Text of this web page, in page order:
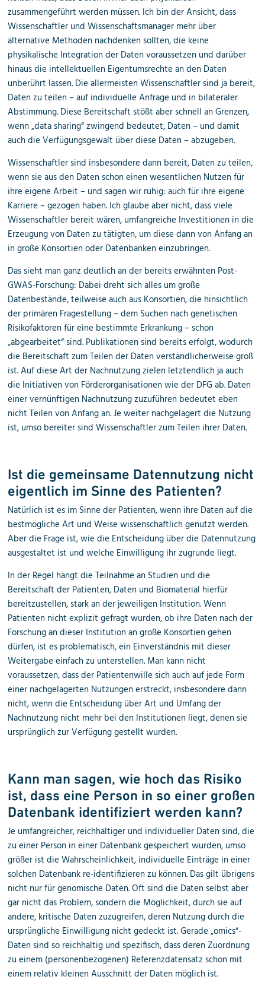
zusammengeführt werden müssen. Ich bin der Ansicht, dass
Wissenschaftler und Wissenschaftsmanager mehr über
alternative Methoden nachdenken sollten, die keine
physikalische Integration der Daten voraussetzen und darüber
hinaus die intellektuellen Eigentumsrechte an den Daten
unberührt lassen. Die allermeisten Wissenschaftler sind ja bereit,
Daten zu teilen – auf individuelle Anfrage und in bilateraler
Abstimmung. Diese Bereitschaft stößt aber schnell an Grenzen,
wenn „data sharing“ zwingend bedeutet, Daten – und damit
auch die Verfügungsgewalt über diese Daten – abzugeben.
Wissenschaftler sind insbesondere dann bereit, Daten zu teilen,
wenn sie aus den Daten schon einen wesentlichen Nutzen für
ihre eigene Arbeit – und sagen wir ruhig: auch für ihre eigene
Karriere – gezogen haben. Ich glaube aber nicht, dass viele
Wissenschaftler bereit wären, umfangreiche Investitionen in die
Erzeugung von Daten zu tätigten, um diese dann von Anfang an
in große Konsortien oder Datenbanken einzubringen.
Das sieht man ganz deutlich an der bereits erwähnten Post-
GWAS-Forschung: Dabei dreht sich alles um große
Datenbestände, teilweise auch aus Konsortien, die hinsichtlich
der primären Fragestellung – dem Suchen nach genetischen
Risikofaktoren für eine bestimmte Erkrankung – schon
„abgearbeitet“ sind. Publikationen sind bereits erfolgt, wodurch
die Bereitschaft zum Teilen der Daten verständlicherweise groß
ist. Auf diese Art der Nachnutzung zielen letztendlich ja auch
die Initiativen von Förderorganisationen wie der DFG ab. Daten
einer vernünftigen Nachnutzung zuzuführen bedeutet eben
nicht Teilen von Anfang an. Je weiter nachgelagert die Nutzung
ist, umso bereiter sind Wissenschaftler zum Teilen ihrer Daten.
Ist die gemeinsame Datennutzung nicht
eigentlich im Sinne des Patienten?
Natürlich ist es im Sinne der Patienten, wenn ihre Daten auf die
bestmögliche Art und Weise wissenschaftlich genutzt werden.
Aber die Frage ist, wie die Entscheidung über die Datennutzung
ausgestaltet ist und welche Einwilligung ihr zugrunde liegt.
In der Regel hängt die Teilnahme an Studien und die
Bereitschaft der Patienten, Daten und Biomaterial hierfür
bereitzustellen, stark an der jeweiligen Institution. Wenn
Patienten nicht explizit gefragt wurden, ob ihre Daten nach der
Forschung an dieser Institution an große Konsortien gehen
dürfen, ist es problematisch, ein Einverständnis mit dieser
Weitergabe einfach zu unterstellen. Man kann nicht
voraussetzen, dass der Patientenwille sich auch auf jede Form
einer nachgelagerten Nutzungen erstreckt, insbesondere dann
nicht, wenn die Entscheidung über Art und Umfang der
Nachnutzung nicht mehr bei den Institutionen liegt, denen sie
ursprünglich zur Verfügung gestellt wurden.
Kann man sagen, wie hoch das Risiko
ist, dass eine Person in so einer großen
Datenbank identifiziert werden kann?
Je umfangreicher, reichhaltiger und individueller Daten sind, die
zu einer Person in einer Datenbank gespeichert wurden, umso
größer ist die Wahrscheinlichkeit, individuelle Einträge in einer
solchen Datenbank re-identifizieren zu können. Das gilt übrigens
nicht nur für genomische Daten. Oft sind die Daten selbst aber
gar nicht das Problem, sondern die Möglichkeit, durch sie auf
andere, kritische Daten zuzugreifen, deren Nutzung durch die
ursprüngliche Einwilligung nicht gedeckt ist. Gerade „omics“-
Daten sind so reichhaltig und spezifisch, dass deren Zuordnung
zu einem (personenbezogenen) Referenzdatensatz schon mit
einem relativ kleinen Ausschnitt der Daten möglich ist.